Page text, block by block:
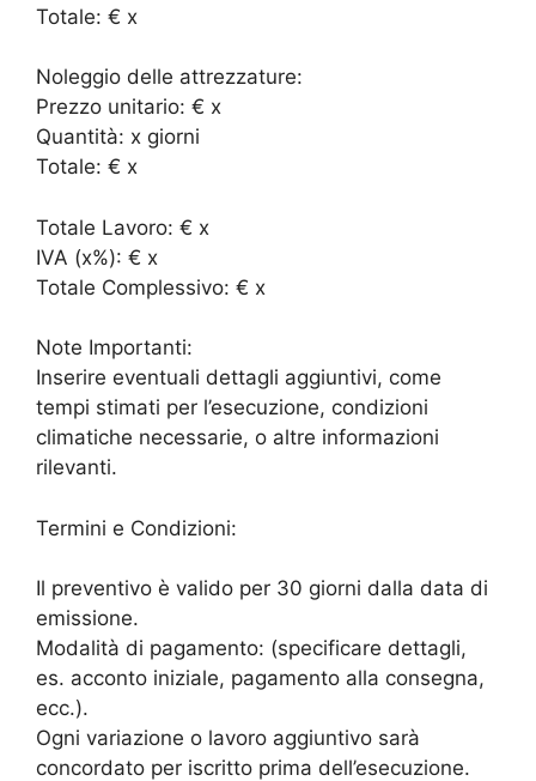
Totale: € x
Noleggio delle attrezzature:
Prezzo unitario: € x
Quantità: x giorni
Totale: € x
Totale Lavoro: € x
IVA (x%): € x
Totale Complessivo: € x
Note Importanti:
Inserire eventuali dettagli aggiuntivi, come
tempi stimati per l’esecuzione, condizioni
climatiche necessarie, o altre informazioni
rilevanti.
Termini e Condizioni:
Il preventivo è valido per 30 giorni dalla data di
emissione.
Modalità di pagamento: (specificare dettagli,
es. acconto iniziale, pagamento alla consegna,
ecc.).
Ogni variazione o lavoro aggiuntivo sarà
concordato per iscritto prima dell’esecuzione.